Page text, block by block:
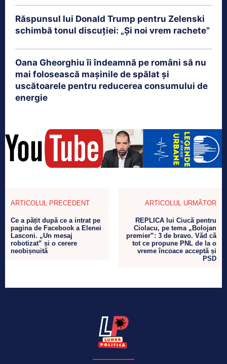
Răspunsul lui Donald Trump pentru Zelenski
schimbă tonul discuției: „Și noi vrem rachete”
Oana Gheorghiu îi îndeamnă pe români să nu
mai folosească mașinile de spălat și
uscătoarele pentru reducerea consumului de
energie
ARTICOLUL PRECEDENT
Ce a pățit după ce a intrat pe
pagina de Facebook a Elenei
Lasconi. „Un mesaj
robotizat” și o cerere
neobișnuită
ARTICOLUL URMĂTOR
REPLICA lui Ciucă pentru
Ciolacu, pe tema „Bolojan
premier”: 3 de bravo. Văd că
tot ce propune PNL de la o
vreme încoace acceptă și
PSD